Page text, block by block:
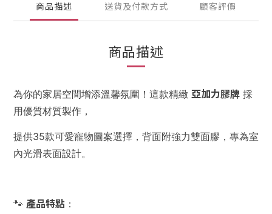
商品描述 送貨及付款方式 顧客評價
商品描述
為你的家居空間增添溫馨氛圍！這款精緻 亞加力膠牌 採
用優質材質製作，
提供35款可愛寵物圖案選擇，背面附強力雙面膠，專為室
內光滑表面設計。
🐾 產品特點 ：